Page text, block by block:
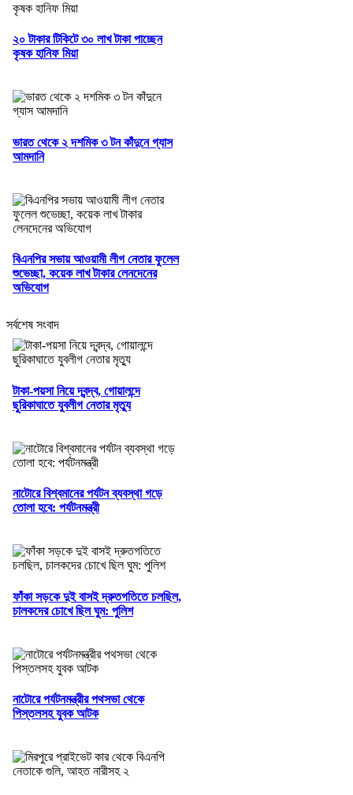
২০ টাকার টিকিটে ৩০ লাখ টাকা পাচ্ছেন
কৃষক হানিফ মিয়া
ভারত থেকে ২ দশমিক ৩ টন কাঁদুনে গ্যাস
আমদানি
বিএনপির সভায় আওয়ামী লীগ নেতার ফুলেল
শুভেচ্ছা, কয়েক লাখ টাকার লেনদেনের
অভিযোগ
সর্বশেষ সংবাদ
টাকা-পয়সা নিয়ে দ্বন্দ্ব, গোয়ালন্দে
ছুরিকাঘাতে যুবলীগ নেতার মৃত্যু
নাটোরে বিশ্বমানের পর্যটন ব্যবস্থা গড়ে
তোলা হবে: পর্যটনমন্ত্রী
ফাঁকা সড়কে দুই বাসই দ্রুতগতিতে চলছিল,
চালকদের চোখে ছিল ঘুম: পুলিশ
নাটোরে পর্যটনমন্ত্রীর পথসভা থেকে
পিস্তলসহ যুবক আটক